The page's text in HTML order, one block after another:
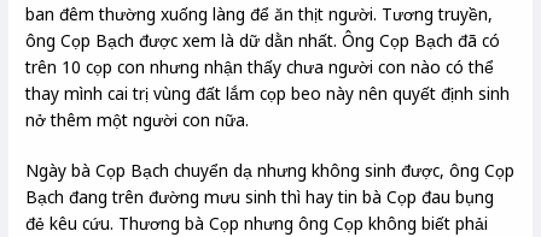
ban đêm thường xuống làng để ăn thịt người. Tương truyền,
ông Cọp Bạch được xem là dữ dằn nhất. Ông Cọp Bạch đã có
trên 10 cọp con nhưng nhận thấy chưa người con nào có thể
thay mình cai trị vùng đất lắm cọp beo này nên quyết định sinh
nở thêm một người con nữa.
Ngày bà Cọp Bạch chuyển dạ nhưng không sinh được, ông Cọp
Bạch đang trên đường mưu sinh thì hay tin bà Cọp đau bụng
đẻ kêu cứu. Thương bà Cọp nhưng ông Cọp không biết phải